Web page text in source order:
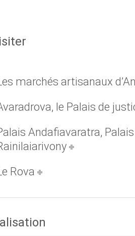
marchés artisanaux
le Palais de
Andafiavaratra,
Rova